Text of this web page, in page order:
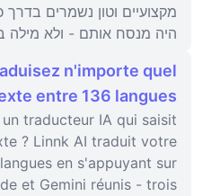
מקצועיים וטון נשמרים
היה מנסח אותם - ולא מילה
n'importe quel
entre 136 langues
traducteur IA qui saisit
? Linnk AI traduit votre
en s'appuyant sur
et Gemini réunis - trois